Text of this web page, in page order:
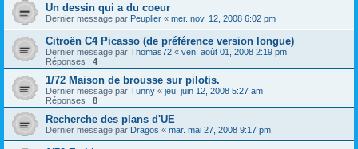
Un dessin qui a du coeur
Dernier message par Peuplier « mer. nov. 12, 2008 6:02 pm
Citroën C4 Picasso (de préférence version longue)
Dernier message par Thomas72 « ven. août 01, 2008 2:19 pm
Réponses : 4
1/72 Maison de brousse sur pilotis.
Dernier message par Tunny « jeu. juin 12, 2008 5:27 am
Réponses : 8
Recherche des plans d'UE
Dernier message par Dragos « mar. mai 27, 2008 9:17 pm